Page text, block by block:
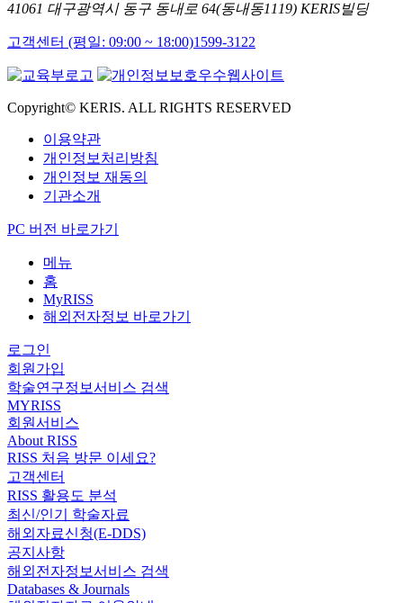
41061 대구광역시 동구 동내로 64(동내동1119) KERIS빌딩
고객센터 (평일: 09:00 ~ 18:00)1599-3122
Copyright© KERIS. ALL RIGHTS RESERVED
이용약관
개인정보처리방침
개인정보 재동의
기관소개
PC 버전 바로가기
메뉴
홈
MyRISS
해외전자정보 바로가기
로그인
회원가입
학술연구정보서비스 검색
MYRISS
회원서비스
About RISS
RISS 처음 방문 이세요?
고객센터
RISS 활용도 분석
최신/인기 학술자료
해외자료신청(E-DDS)
공지사항
해외전자정보서비스 검색
Databases & Journals